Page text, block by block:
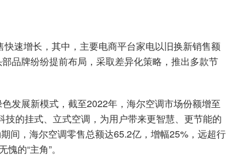
速增长，其中，主要电商平台家电以旧换新销售额
品牌纷纷提前布局，采取差异化策略，推出多款节
发展新模式，截至2022年，海尔空调市场份额增至
的挂式、立式空调，为用户带来更智慧、更节能的
间，海尔空调零售总额达65.2亿，增幅25%，远超行
的“主角”。